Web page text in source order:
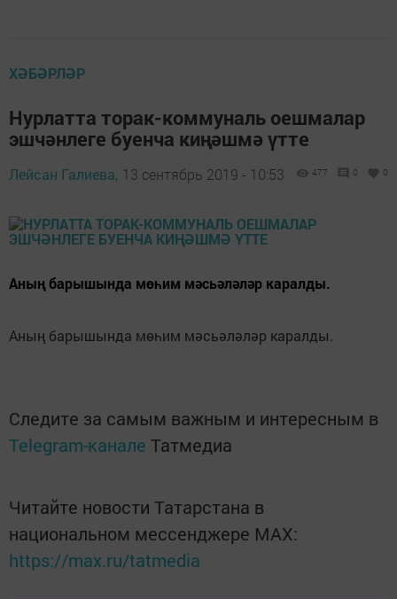
ХӘБӘРЛӘР
Нурлатта торак-коммуналь оешмалар
эшчәнлеге буенча киңәшмә үтте
Лейсан Галиева, 13 сентябрь 2019 - 10:53 477 0 0
Аның барышында мөһим мәсьәләләр каралды.
Аның барышында мөһим мәсьәләләр каралды.
Следите за самым важным и интересным в
Telegram-канале Татмедиа
Читайте новости Татарстана в
национальном мессенджере MАХ:
https://max.ru/tatmedia